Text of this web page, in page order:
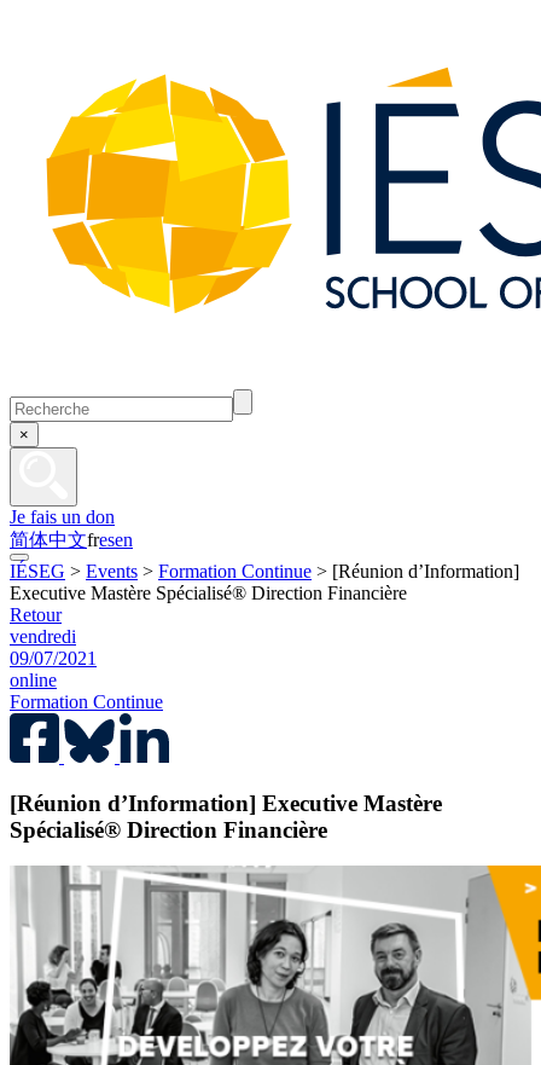
×
Je fais un don
简体中文fresen
IÉSEG > Events > Formation Continue > [Réunion d’Information]
Executive Mastère Spécialisé® Direction Financière
Retour
vendredi
09/07/2021
online
Formation Continue
[Réunion d’Information] Executive Mastère
Spécialisé® Direction Financière